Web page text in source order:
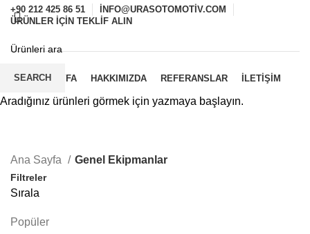
+90 212 425 86 51
INFO@URASOTOMOTIV.COM
ÜRÜNLER İÇIN TEKLIF ALIN
ANASAYFA HAKKIMIZDA REFERANSLAR İLETIŞIM
Genel Ekipmanlar
Ana Sayfa Genel Ekipmanlar
Filtreler
Sırala
Popüler
SEARCH
Aradığınız ürünleri görmek için yazmaya başlayın.